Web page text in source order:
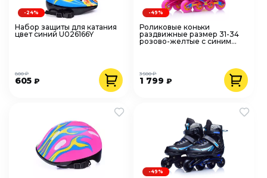
Набор защиты для катания
цвет синий U026166Y
605 ₽
800 ₽
-24%
Роликовые коньки
раздвижные размер 31-34
розово-желтые с синим
1 799₽
3 500 ₽
-49%
-49%